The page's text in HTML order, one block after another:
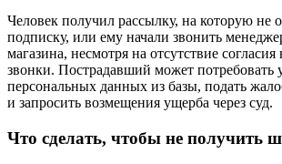
Человек получил рассылку, на которую не
подписку, или ему начали звонить
магазина, несмотря на отсутствие
звонки. Пострадавший может потребовать
персональных данных из базы, подать
и запросить возмещения ущерба через суд.
Что сделать, чтобы не получить